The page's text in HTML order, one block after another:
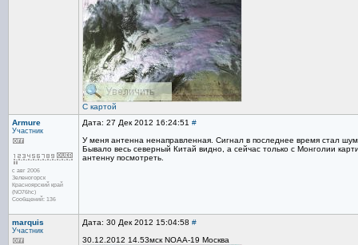
С картой
Armure
Участник
с авг 2006
Зеленогорск
Красноярский край
(NO76hc)
Сообщений: 136
Дата: 27 Дек 2012 16:24:51 #
У меня антенна ненаправленная. Сигнал в последнее время стал
Бывало весь северный Китай видно, а сейчас только с Монголии
антенну посмотреть.
marquis
Участник
Дата: 30 Дек 2012 15:04:58 #
30.12.2012 14.53мск NOAA-19 Москва